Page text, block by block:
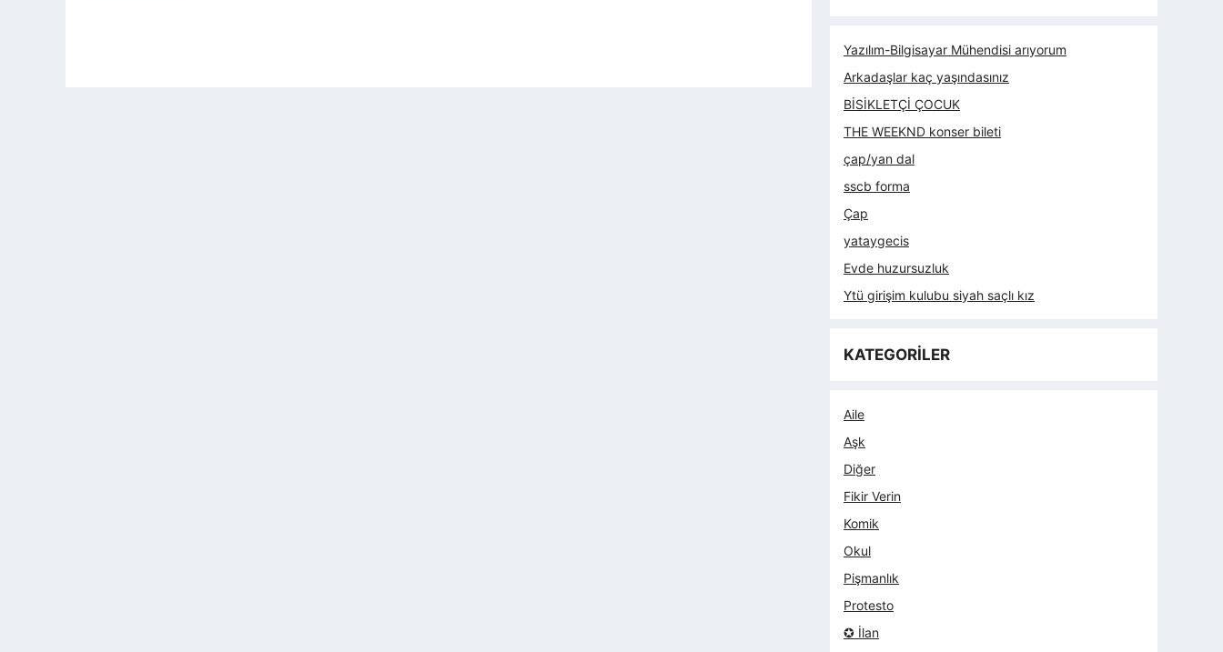
Yazılım-Bilgisayar Mühendisi arıyorum
Arkadaşlar kaç yaşındasınız
BİSİKLETÇİ ÇOCUK
THE WEEKND konser bileti
çap/yan dal
sscb forma
Çap
yataygecis
Evde huzursuzluk
Ytü girişim kulubu siyah saçlı kız
KATEGORİLER
Aile
Aşk
Diğer
Fikir Verin
Komik
Okul
Pişmanlık
Protesto
✪ İlan